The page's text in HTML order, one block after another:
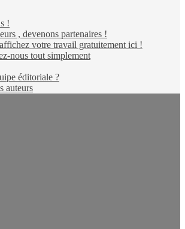
!
, devenons partenaires !
votre travail gratuitement ici !
nous tout simplement
éditoriale ?
auteurs